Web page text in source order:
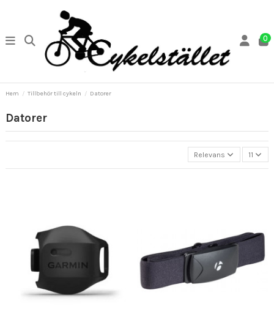
0
Hem Tillbehör till cykeln Datorer
Datorer
Relevans 11